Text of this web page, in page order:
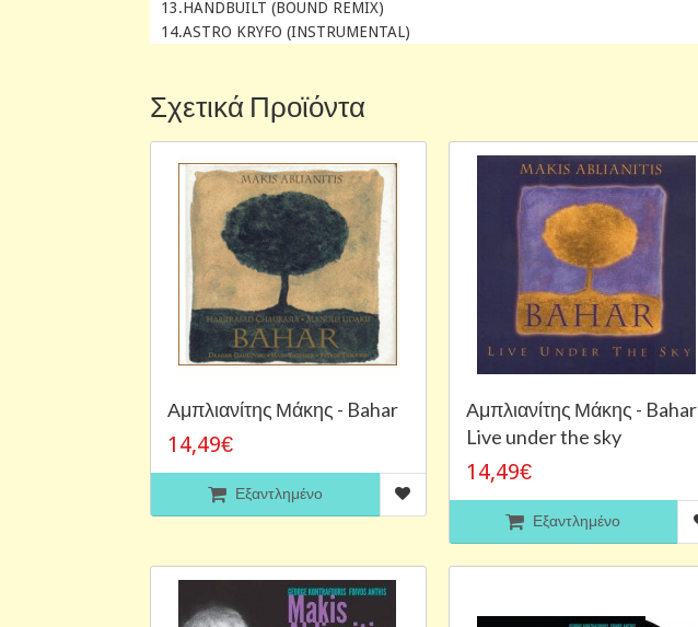
13.HANDBUILT (BOUND REMIX)
14.ASTRO KRYFO (INSTRUMENTAL)
Σχετικά Προϊόντα
Αμπλιανίτης Μάκης - Bahar
14,49€
Εξαντλημένο
Αμπλιανίτης Μάκης - Bahar
Live under the sky
14,49€
Εξαντλημένο